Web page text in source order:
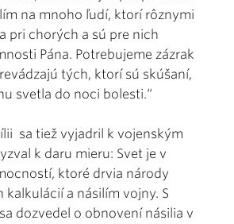
na mnoho ľudí, ktorí rôznymi
pri chorých a sú pre nich
Pána. Potrebujeme zázrak
tých, ktorí sú skúšaní,
svetla do noci bolesti.“
sa tiež vyjadril k vojenským
k daru mieru: Svet je v
ktoré drvia národy
kalkulácií a násilím vojny. S
dozvedel o obnovení násilia v